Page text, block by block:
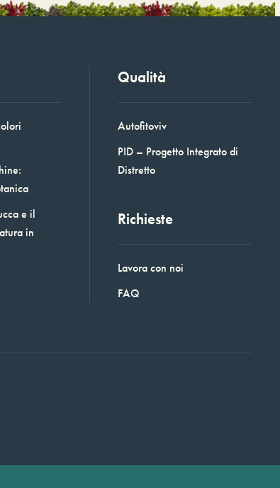
e il
in
Qualità
Autofitoviv
PID – Progetto Integrato di
Distretto
Richieste
Lavora con noi
FAQ